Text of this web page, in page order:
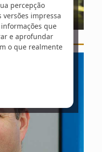
percepção
versões impressa
que
e aprofundar
o que realmente
Unsplash